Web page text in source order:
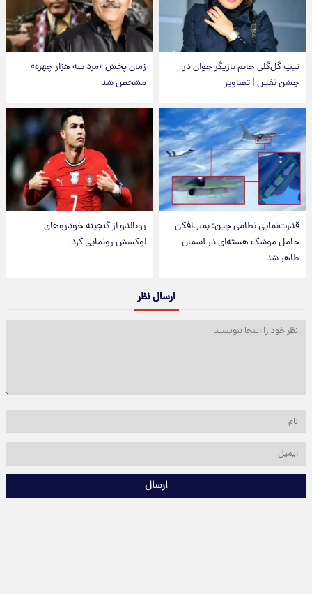
تیپ گل‌گلی خانم بازیگر جوان در
جشن نفس | تصاویر
زمان پخش «مرد سه هزار چهره»
مشخص شد
قدرت‌نمایی نظامی چین؛ بمب‌افکن
حامل موشک هسته‌ای در آسمان
ظاهر شد
رونالدو از گنجینه خودروهای
لوکسش رونمایی کرد
ارسال نظر
ارسال